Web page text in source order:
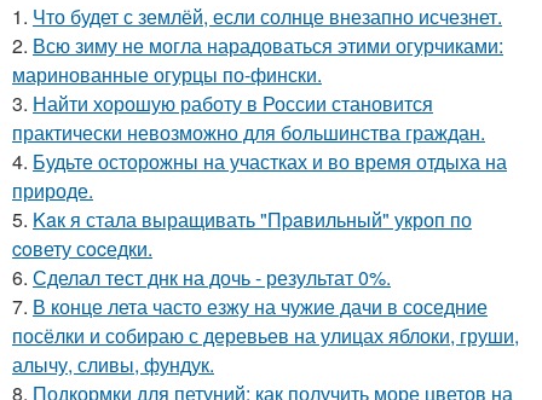
1. Что будет с землёй, если солнце внезапно исчезнет.
2. Всю зиму не могла нарадоваться этими огурчиками:
маринованные огурцы по-фински.
3. Найти хорошую работу в России становится
практически невозможно для большинства граждан.
4. Будьте осторожны на участках и во время отдыха на
природе.
5. Kaк я стала выращивать "Пpaвильный" укроп по
coвету сocедки.
6. Сделал тест днк на дочь - результат 0%.
7. В конце лета часто езжу на чужие дачи в соседние
посёлки и собираю с деревьев на улицах яблоки, груши,
алычу, сливы, фундук.
8. Подкормки для петуний: как получить море цветов на